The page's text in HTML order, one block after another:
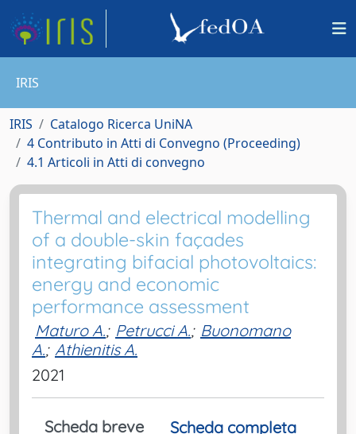
IRIS
IRIS
Catalogo Ricerca UniNA
4 Contributo in Atti di Convegno (Proceeding)
4.1 Articoli in Atti di convegno
Thermal and electrical modelling
of a double-skin façades
integrating bifacial photovoltaics:
energy and economic
performance assessment
Maturo A.; Petrucci A.; Buonomano
A.; Athienitis A.
2021
Scheda breve
Scheda completa